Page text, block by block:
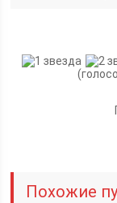
Похожие